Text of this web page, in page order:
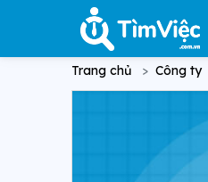
Trang chủ Công ty